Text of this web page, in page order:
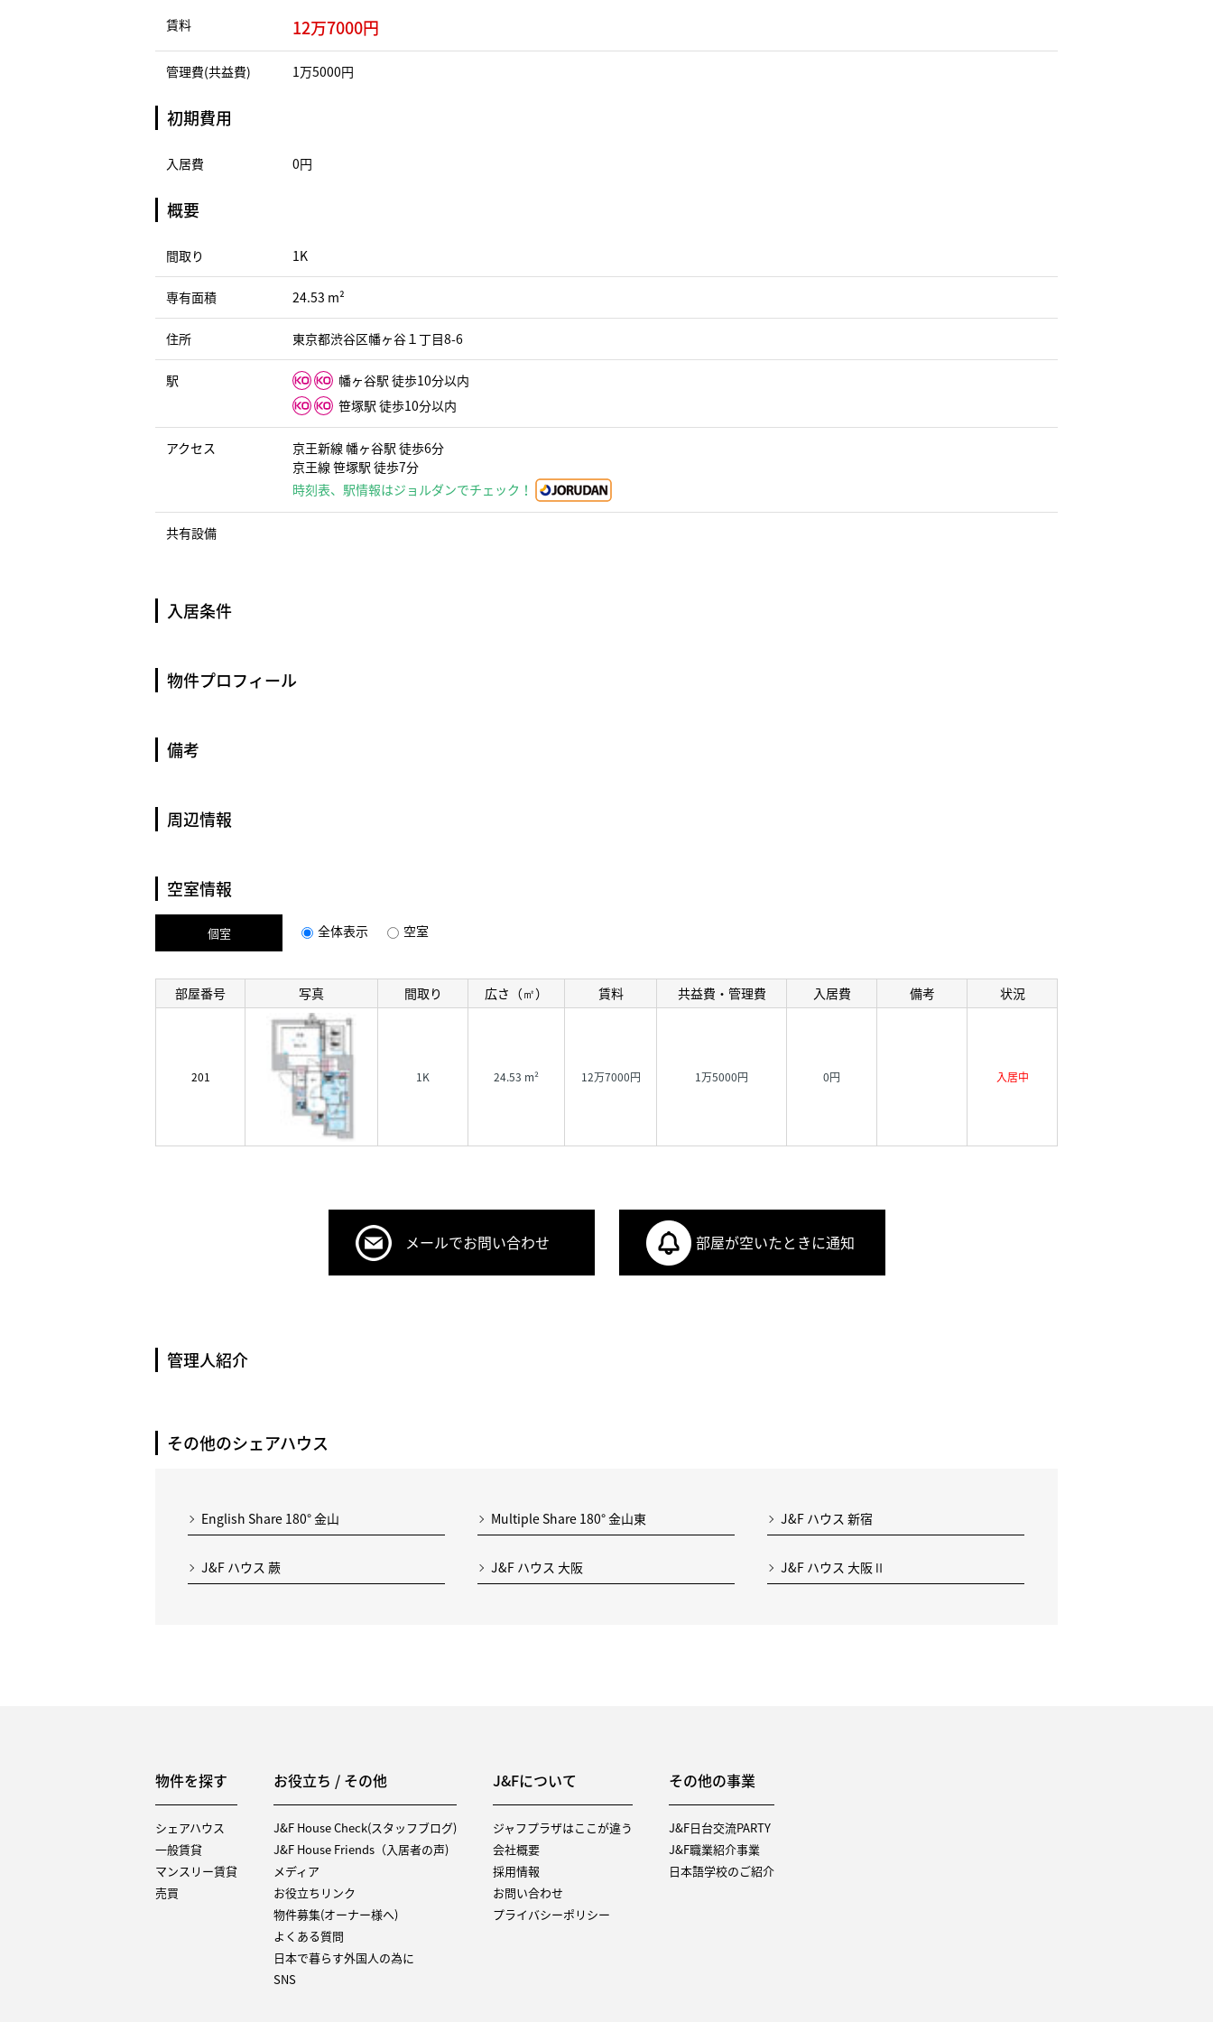
賃料 12万7000円
管理費(共益費) 1万5000円
初期費用
入居費 0円
概要
間取り 1K
専有面積 24.53 m²
住所 東京都渋谷区幡ヶ谷１丁目8-6
駅
幡ヶ谷駅 徒歩10分以内
笹塚駅 徒歩10分以内
アクセス
京王新線 幡ヶ谷駅 徒歩6分
京王線 笹塚駅 徒歩7分
時刻表、駅情報はジョルダンでチェック！
共有設備
入居条件
物件プロフィール
備考
周辺情報
空室情報
個室 全体表示 空室
部屋番号 写真 間取り 広さ（㎡） 賃料 共益費・管理費 入居費 備考 状況
201 1K 24.53 m² 12万7000円 1万5000円 0円 入居中
メールでお問い合わせ 部屋が空いたときに通知
管理人紹介
その他のシェアハウス
English Share 180° 金山 Multiple Share 180° 金山東 J&F ハウス 新宿
J&F ハウス 蕨 J&F ハウス 大阪 J&F ハウス 大阪Ⅱ
物件を探す
シェアハウス
一般賃貸
マンスリー賃貸
売買
お役立ち / その他
J&F House Check(スタッフブログ)
J&F House Friends（入居者の声)
メディア
お役立ちリンク
物件募集(オーナー様へ)
よくある質問
日本で暮らす外国人の為に
SNS
J&Fについて
ジャフプラザはここが違う
会社概要
採用情報
お問い合わせ
プライバシーポリシー
その他の事業
J&F日台交流PARTY
J&F職業紹介事業
日本語学校のご紹介